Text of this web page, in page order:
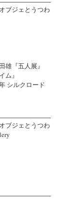
ブジェとうつわ
雄『五人展』
ム』
シルクロード
ブジェとうつわ